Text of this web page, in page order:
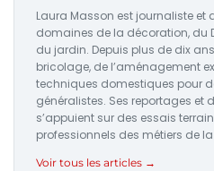
Laura Masson est journaliste et
domaines de la décoration, du
du jardin. Depuis plus de dix
bricolage, de l’aménagement
techniques domestiques pour
généralistes. Ses reportages et
s’appuient sur des essais
professionnels des métiers de
Voir tous les articles →